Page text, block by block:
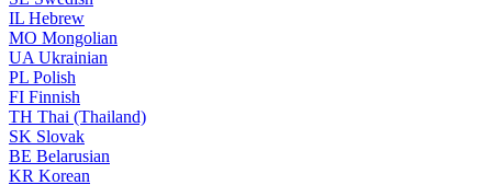
IL Hebrew
MO Mongolian
UA Ukrainian
PL Polish
FI Finnish
TH Thai (Thailand)
SK Slovak
BE Belarusian
KR Korean